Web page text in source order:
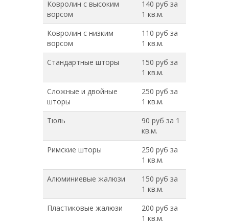
Ковролин с высоким
ворсом
140 руб за
1 кв.м.
Ковролин с низким
ворсом
110 руб за
1 кв.м.
Стандартные шторы
150 руб за
1 кв.м.
Сложные и двойные
шторы
250 руб за
1 кв.м.
Тюль
90 руб за 1
кв.м.
Римские шторы
250 руб за
1 кв.м.
Алюминиевые жалюзи
150 руб за
1 кв.м.
Пластиковые жалюзи
200 руб за
1 кв.м.